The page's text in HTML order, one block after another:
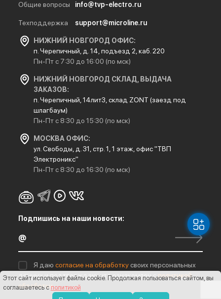
Общие вопросы info@tvp-electro.ru
Техподдержка support@microline.ru
НИЖНИЙ НОВГОРОД ОФИС:
п. Черепичный, д. 14, подъезд 2, каб. 220
Пн-Пт с 7:30 до 16:00 (по мск)
НИЖНИЙ НОВГОРОД СКЛАД, ВЫДАЧА
ЗАКАЗОВ:
п. Черепичный, 14лит3, склад ZONT (заезд под
шлагбаум)
Пн-Пт с 8:30 до 15:30 (по мск)
МОСКВА ОФИС:
ул. Свободы, д. 31, стр. 1, 1 этаж, офис "ТВП
Электроникс"
Пн-Пт с 8:30 до 16:30 (по мск)
Подпишись на наши новости:
Я даю согласие на обработку своих персональных
данных и подтверждаю, что ознакомлен сполитикой
обработки
Этот сайт использует файлы cookie. Продолжая пользоваться сайтом, вы
соглашаетесь сполитикой